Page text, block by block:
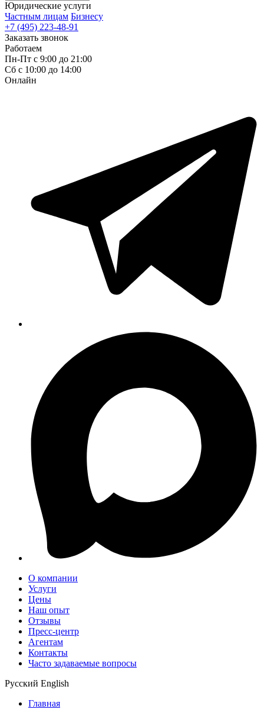
Юридические услуги
Частным лицам Бизнесу
+7 (495) 223-48-91
Заказать звонок
Работаем
Пн-Пт с 9:00 до 21:00
Сб с 10:00 до 14:00
Онлайн
О компании
Услуги
Цены
Наш опыт
Отзывы
Пресс-центр
Агентам
Контакты
Часто задаваемые вопросы
Русский English
Главная